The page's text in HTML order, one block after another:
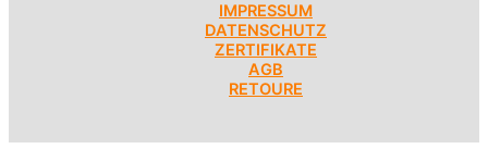
IMPRESSUM
DATENSCHUTZ
ZERTIFIKATE
AGB
RETOURE